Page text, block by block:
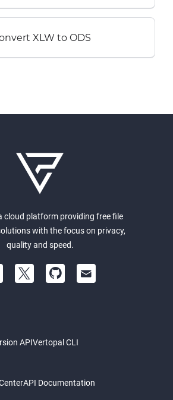
XLW to ODS
cloud platform providing free file
with the focus on privacy,
quality and speed.
APIVertopal CLI
API Documentation